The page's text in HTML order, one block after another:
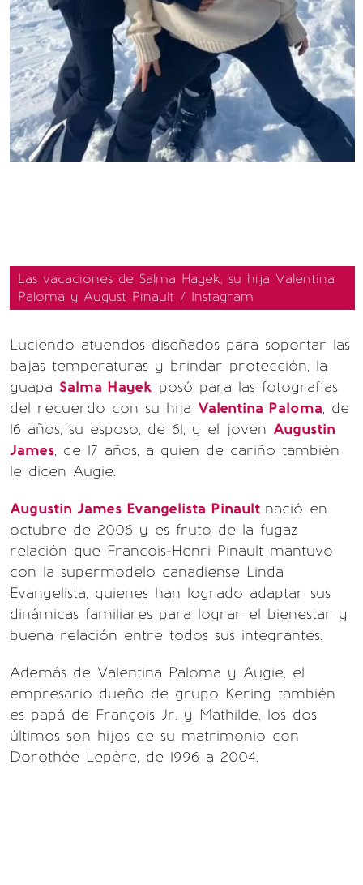
Las vacaciones de Salma Hayek, su hija Valentina
Paloma y August Pinault / Instagram
Luciendo atuendos diseñados para soportar las
bajas temperaturas y brindar protección, la
guapa Salma Hayek posó para las fotografías
del recuerdo con su hija Valentina Paloma, de
16 años, su esposo, de 61, y el joven Augustin
James, de 17 años, a quien de cariño también
le dicen Augie.
Augustin James Evangelista Pinault nació en
octubre de 2006 y es fruto de la fugaz
relación que Francois-Henri Pinault mantuvo
con la supermodelo canadiense Linda
Evangelista, quienes han logrado adaptar sus
dinámicas familiares para lograr el bienestar y
buena relación entre todos sus integrantes.
Además de Valentina Paloma y Augie, el
empresario dueño de grupo Kering también
es papá de François Jr. y Mathilde, los dos
últimos son hijos de su matrimonio con
Dorothée Lepère, de 1996 a 2004.